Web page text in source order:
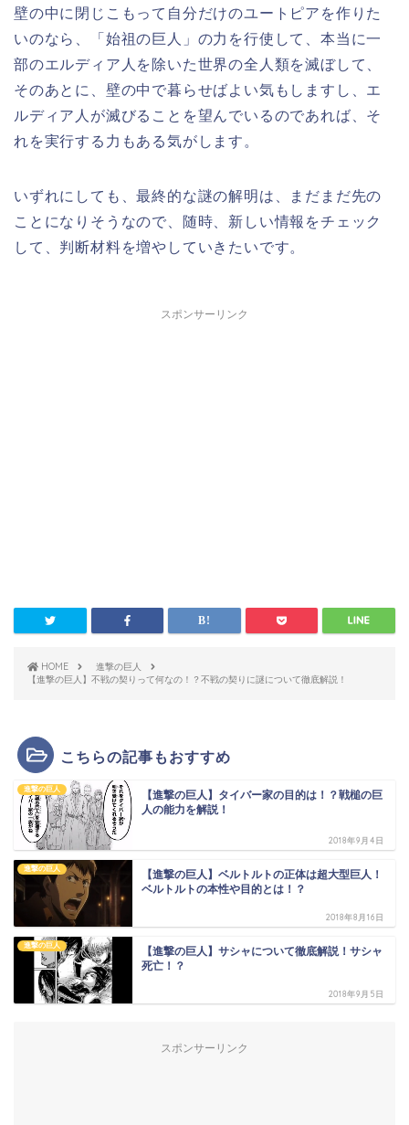
壁の中に閉じこもって自分だけのユートピアを作りた
いのなら、「始祖の巨人」の力を行使して、本当に一
部のエルディア人を除いた世界の全人類を滅ぼして、
そのあとに、壁の中で暮らせばよい気もしますし、エ
ルディア人が滅びることを望んでいるのであれば、そ
れを実行する力もある気がします。
いずれにしても、最終的な謎の解明は、まだまだ先の
ことになりそうなので、随時、新しい情報をチェック
して、判断材料を増やしていきたいです。
スポンサーリンク
HOME
進撃の巨人
【進撃の巨人】不戦の契りって何なの！？不戦の契りに謎について徹底解説！
こちらの記事もおすすめ
進撃の巨人
【進撃の巨人】タイバー家の目的は！？戦槌の巨
人の能力を解説！
2018年9月4日
進撃の巨人
【進撃の巨人】ベルトルトの正体は超大型巨人！
ベルトルトの本性や目的とは！？
2018年8月16日
進撃の巨人
【進撃の巨人】サシャについて徹底解説！サシャ
死亡！？
2018年9月5日
スポンサーリンク